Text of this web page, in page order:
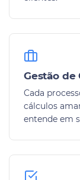
Gestão de
Cada
cálculos
entende em